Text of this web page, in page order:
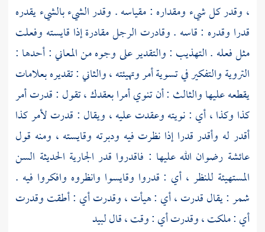
، وقدر كل شيء ومقداره : مقياسه . وقدر الشيء بالشيء يقدره
قدرا وقدره : قاسه . وقادرت الرجل مقادرة إذا قايسته وفعلت
مثل فعله . التهذيب : والتقدير على وجوه من المعاني : أحدها :
التروية والتفكير في تسوية أمر وتهيئته ، والثاني : تقديره بعلامات
يقطعه عليها والثالث : أن تنوي أمرا بعقدك ، تقول : قدرت أمر
كذا وكذا ، أي : نويته وعقدت عليه ، ويقال : قدرت لأمر كذا
أقدر له وأقدر قدرا إذا نظرت فيه ودبرته وقايسته ، ومنه قول
عائشة رضوان الله عليها : فاقدروا قدر الجارية الحديثة السن
المستهيئة للنظر ، أي : قدروا وقايسوا وانظروه وافكروا فيه .
شمر: يقال قدرت ، أي : هيأت ، وقدرت أي : أطقت وقدرت
أي : ملكت ، وقدرت أي : وقت ، قاللبيد